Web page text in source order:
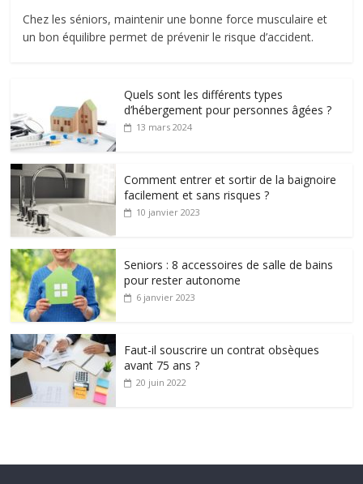
Chez les séniors, maintenir une bonne force musculaire et
un bon équilibre permet de prévenir le risque d’accident.
Quels sont les différents types
d’hébergement pour personnes âgées ?
13 mars 2024
Comment entrer et sortir de la baignoire
facilement et sans risques ?
10 janvier 2023
Seniors : 8 accessoires de salle de bains
pour rester autonome
6 janvier 2023
Faut-il souscrire un contrat obsèques
avant 75 ans ?
20 juin 2022